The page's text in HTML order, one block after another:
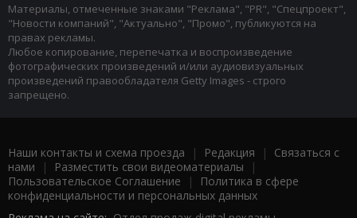
Материалы, отмеченные знаками "Реклама", "PR", "Спецпроект",
"Новости компаний", "Актуально", "Промо", публикуются на
правах рекламы.
Любое копирование, перепечатка и воспроизведение
фотографических произведений и/или аудиовизуальных
произведений правообладателя Getty Images - строго
запрещено.
Наши контакты и схема проезда | Редакция | Связаться с
нами | Разместить свои видеоматериалы |
Пользовательское Соглашение |
Политика в сфере
конфиденциальности и персональных данных